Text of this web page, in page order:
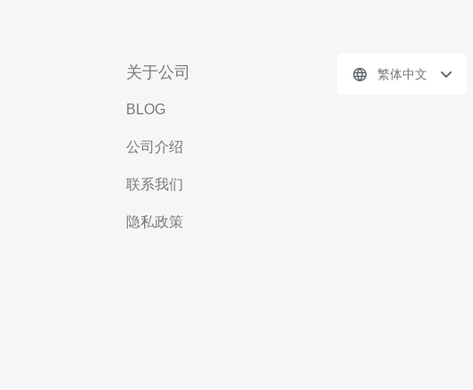
关于公司
BLOG
公司介绍
联系我们
隐私政策
繁体中文